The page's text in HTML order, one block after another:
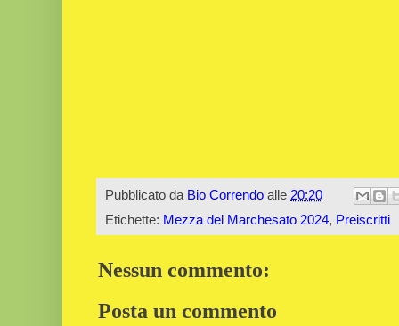
Pubblicato da Bio Correndo alle 20:20
Etichette: Mezza del Marchesato 2024, Preiscritti
Nessun commento:
Posta un commento